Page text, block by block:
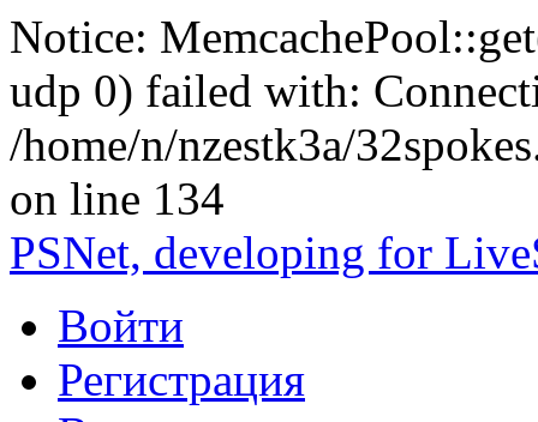
Notice:
udp 0) failed with:
/home/n/nzestk3a/
on line 134
PSNet, developing for
Войти
Регистрация